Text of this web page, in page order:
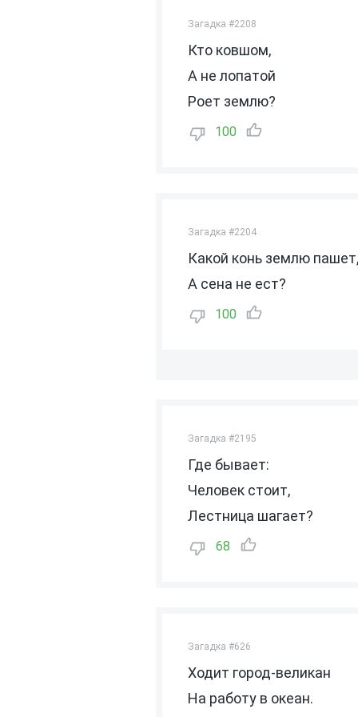
Загадка #2208
Кто ковшом,
А не лопатой
Роет землю?
100
Загадка #2204
Какой конь землю пашет,
А сена не ест?
100
Загадка #2195
Где бывает:
Человек стоит,
Лестница шагает?
68
Загадка #626
Ходит город-великан
На работу в океан.